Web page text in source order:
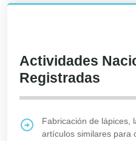
Actividades
Registradas
Fabricación de lápices,
artículos similares para